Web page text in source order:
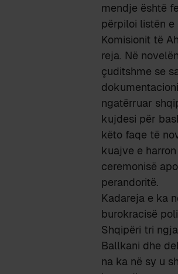
mendje është
përpiloi listën
Komisionit të
reja. Në
çuditshme se
ngatërruar
kujdesi për
këto faqe të
kuajve e
ceremonisë
perandoritë.
Kadareja e ka
burokracisë
Shqipëri tri
Ballkani dhe
na ka në sy u